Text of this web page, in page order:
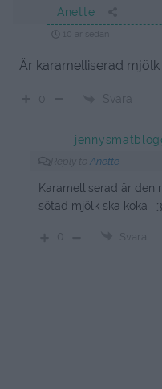
Anette
10 år sedan
Är karamelliserad
Svara
Anette
Karamelliserad är den
sötad mjölk ska koka i
Svara